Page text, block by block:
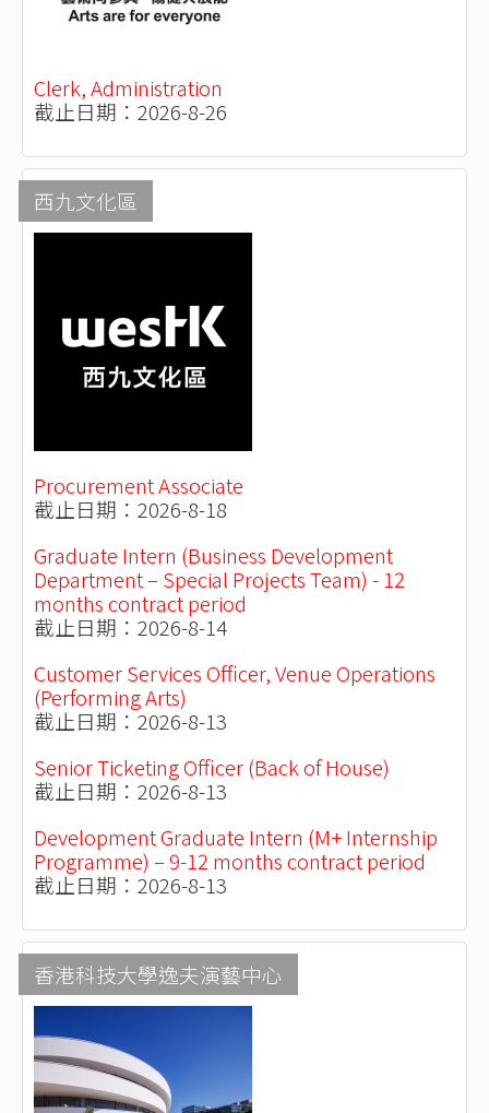
Clerk, Administration
截止日期：2026-8-26
西九文化區
Procurement Associate
截止日期：2026-8-18
Graduate Intern (Business Development
Department – Special Projects Team) - 12
months contract period
截止日期：2026-8-14
Customer Services Officer, Venue Operations
(Performing Arts)
截止日期：2026-8-13
Senior Ticketing Officer (Back of House)
截止日期：2026-8-13
Development Graduate Intern (M+ Internship
Programme) – 9-12 months contract period
截止日期：2026-8-13
香港科技大學逸夫演藝中心